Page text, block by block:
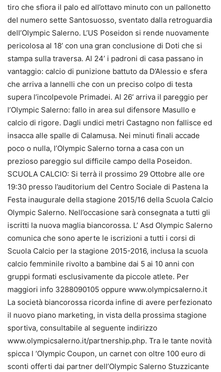
tiro che sfiora il palo ed all’ottavo minuto con un pallonetto
del numero sette Santosuosso, sventato dalla retroguardia
dell’Olympic Salerno. L’US Poseidon si rende nuovamente
pericolosa al 18’ con una gran conclusione di Doti che si
stampa sulla traversa. Al 24’ i padroni di casa passano in
vantaggio: calcio di punizione battuto da D’Alessio e sfera
che arriva a Iannelli che con un preciso colpo di testa
supera l’incolpevole Primadei. Al 26’ arriva il pareggio per
l’Olympic Salerno: fallo in area sul difensore Masullo e
calcio di rigore. Dagli undici metri Castagno non fallisce ed
insacca alle spalle di Calamusa. Nei minuti finali accade
poco o nulla, l’Olympic Salerno torna a casa con un
prezioso pareggio sul difficile campo della Poseidon.
SCUOLA CALCIO: Si terrà il prossimo 29 Ottobre alle ore
19:30 presso l’auditorium del Centro Sociale di Pastena la
Festa inaugurale della stagione 2015/16 della Scuola Calcio
Olympic Salerno. Nell’occasione sarà consegnata a tutti gli
iscritti la nuova maglia biancorossa. L’ Asd Olympic Salerno
comunica che sono aperte le iscrizioni a tutti i corsi di
Scuola Calcio per la stagione 2015-2016, inclusa la scuola
calcio femminile rivolto a bambine dai 5 ai 10 anni con
gruppi formati esclusivamente da piccole atlete. Per
maggiori info 3288090105 oppure www.olympicsalerno.it
La società biancorossa ricorda infine di avere perfezionato
il nuovo piano marketing, in vista della prossima stagione
sportiva, consultabile al seguente indirizzo
www.olympicsalerno.it/partnership.php. Tra le tante novità
spicca l ‘Olympic Coupon, un carnet con oltre 100 euro di
sconti offerti dai partner dell’Olympic Salerno Stuzzicante